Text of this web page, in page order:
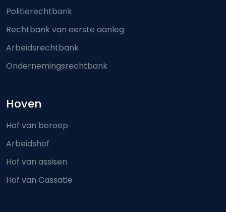
Politierechtbank
Rechtbank van eerste aanleg
Arbeidsrechtbank
Ondernemingsrechtbank
Hoven
Hof van beroep
Arbeidshof
Hof van assisen
Hof van Cassatie